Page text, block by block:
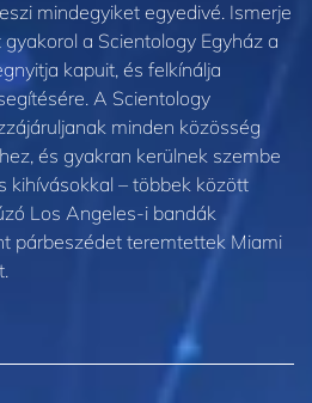
mindegyiket egyedivé. Ismerje
a Scientology Egyház a
kapuit, és felkínálja
A Scientology
minden közösség
és gyakran kerülnek szembe
kihívásokkal – többek között
Los Angeles-i bandák
párbeszédet teremtettek Miami